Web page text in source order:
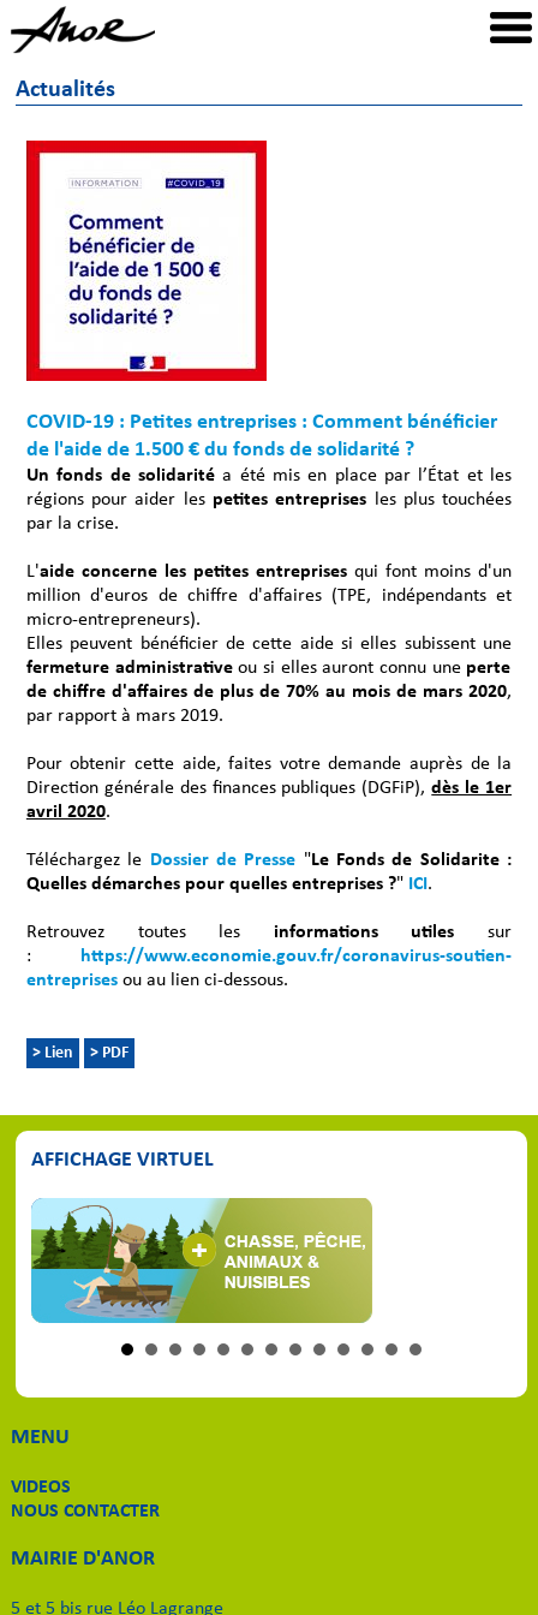
Actualités
COVID-19 : Petites entreprises : Comment bénéficier
de l'aide de 1.500 € du fonds de solidarité ?
Un fonds de solidaritéa été mis en place par l’État et les
régions pour aider les petites entreprises les plus touchées
par la crise.
L'aide concerne les petites entreprisesqui font moins d'un
million d'euros de chiffre d'affaires (TPE, indépendants et
micro-entrepreneurs).
Elles peuvent bénéficier de cette aide si elles subissent une
fermeture administrativeou si elles auront connu une perte
de chiffre d'affaires de plus de 70% au mois de mars 2020,
par rapport à mars 2019.
Pour obtenir cette aide, faites votre demande auprès de la
Direction générale des finances publiques (DGFiP),dès le 1er
avril 2020.
Téléchargez le Dossier de Presse "Le Fonds de Solidarite :
Quelles démarches pour quelles entreprises ?" ICI .
Retrouvez toutes les informations utiles sur
:
https://www.economie.gouv.fr/coronavirus-soutien-
entreprisesou au lien ci-dessous.
> Lien > PDF
AFFICHAGE VIRTUEL
MENU
VIDEOS
NOUS CONTACTER
MAIRIE D'ANOR
5 et 5 bis rue Léo Lagrange